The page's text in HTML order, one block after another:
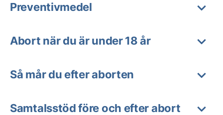
Preventivmedel
Abort när du är under 18 år
Så mår du efter aborten
Samtalsstöd före och efter abort